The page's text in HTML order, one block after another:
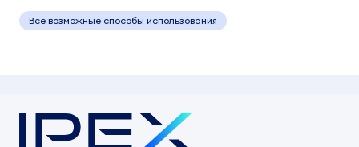
Все возможные способы использования